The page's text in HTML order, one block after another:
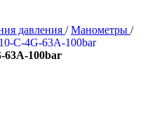
давления /Манометры /
C-4G-63A-100bar
63A-100bar